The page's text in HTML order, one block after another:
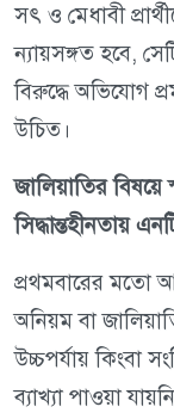
সৎ ও মেধাবী
ন্যায়সঙ্গত হবে,
বিরুদ্ধে অভিযোগ
উচিত।
জালিয়াতির বিষয়ে
সিদ্ধান্তহীনতায়
প্রথমবারের মতো
অনিয়ম বা
উচ্চপর্যায় কিংবা
ব্যাখ্যা পাওয়া